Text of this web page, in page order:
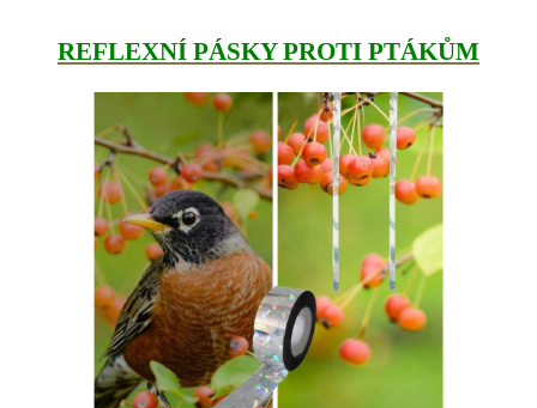
REFLEXNÍ PÁSKY PROTI PTÁKŮM